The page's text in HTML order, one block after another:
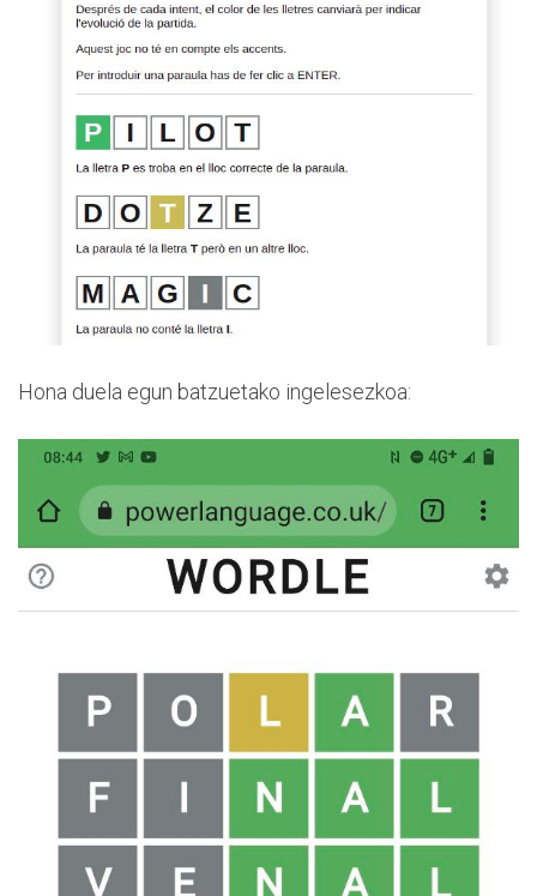
Hona duela egun batzuetako ingelesezkoa: